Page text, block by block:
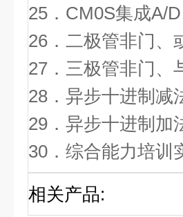
25．CM0S集成A/
26．二极管非门、
27．三极管非门、
28．异步十进制减
29．异步十进制加
30．综合能力培
相关产品: